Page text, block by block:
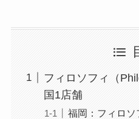
フィロソフィ（
国1店舗
福岡：フィロ